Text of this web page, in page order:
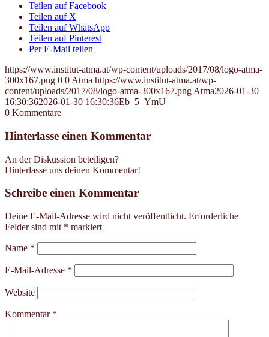
Teilen auf Facebook
Teilen auf X
Teilen auf WhatsApp
Teilen auf Pinterest
Per E-Mail teilen
https://www.institut-atma.at/wp-content/uploads/2017/08/logo-atma-
300x167.png 0 0 Atma https://www.institut-atma.at/wp-
content/uploads/2017/08/logo-atma-300x167.png Atma2026-01-30
16:30:362026-01-30 16:30:36Eb_5_YmU
0 Kommentare
Hinterlasse einen Kommentar
An der Diskussion beteiligen?
Hinterlasse uns deinen Kommentar!
Schreibe einen Kommentar
Deine E-Mail-Adresse wird nicht veröffentlicht. Erforderliche
Felder sind mit * markiert
Name *
E-Mail-Adresse *
Website
Kommentar *